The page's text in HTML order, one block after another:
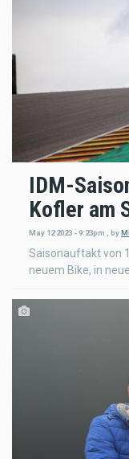
IDM-
Kofler am
May 12 2023 - 9:23pm , by
Saisonauftakt von
neuem Bike, in